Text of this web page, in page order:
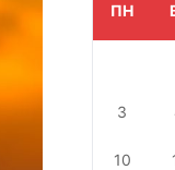
ПН
3
10